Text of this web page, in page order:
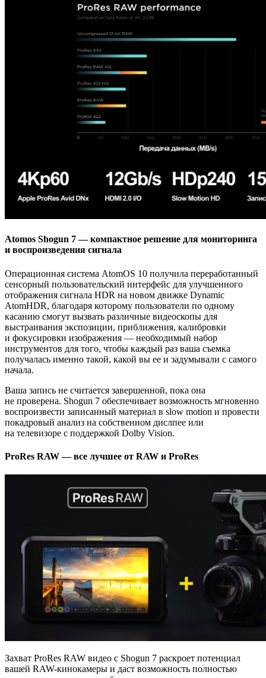
Atomos Shogun 7 — компактное решение для мониторинга
и воспроизведения сигнала
Операционная система AtomOS 10 получила переработанный
сенсорный пользовательский интерфейс для улучшенного
отображения сигнала HDR на новом движке Dynamic
AtomHDR, благодаря которому пользователи по одному
касанию смогут вызвать различные видеоскопы для
выстраивания экспозиции, приближения, калибровки
и фокусировки изображения — необходимый набор
инструментов для того, чтобы каждый раз ваша съемка
получалась именно такой, какой вы ее и задумывали с самого
начала.
Ваша запись не считается завершенной, пока она
не проверена. Shogun 7 обеспечивает возможность мгновенно
воспроизвести записанный материал в slow motion и провести
покадровый анализ на собственном дислпее или
на телевизоре с поддержкой Dolby Vision.
ProRes RAW — все лучшее от RAW и ProRes
Захват ProRes RAW видео с Shogun 7 раскроет потенциал
вашей RAW-кинокамеры и даст возможность полностью